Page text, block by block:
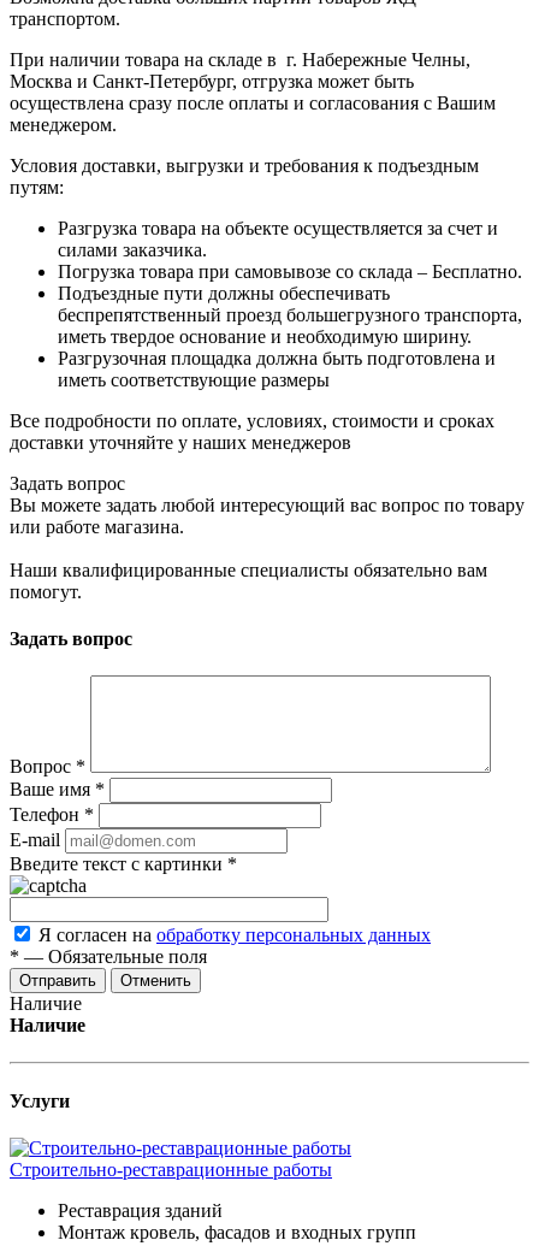
транспортом.
При наличии товара на складе в г. Набережные Челны,
Москва и Санкт-Петербург, отгрузка может быть
осуществлена сразу после оплаты и согласования с Вашим
менеджером.
Условия доставки, выгрузки и требования к подъездным
путям:
Разгрузка товара на объекте осуществляется за счет и
силами заказчика.
Погрузка товара при самовывозе со склада – Бесплатно.
Подъездные пути должны обеспечивать
беспрепятственный проезд большегрузного транспорта,
иметь твердое основание и необходимую ширину.
Разгрузочная площадка должна быть подготовлена и
иметь соответствующие размеры
Все подробности по оплате, условиях, стоимости и сроках
доставки уточняйте у наших менеджеров
Задать вопрос
Вы можете задать любой интересующий вас вопрос по товару
или работе магазина.
Наши квалифицированные специалисты обязательно вам
помогут.
Задать вопрос
Вопрос *
Ваше имя *
Телефон *
E-mail
Введите текст с картинки *
Я согласен на обработку персональных данных
* — Обязательные поля
Отменить
Наличие
Наличие
Услуги
Строительно-реставрационные работы
Реставрация зданий
Монтаж кровель, фасадов и входных групп